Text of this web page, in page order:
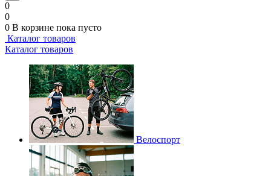
0
0
0 В корзине пока пусто
Каталог товаров
Каталог товаров
Велоспорт